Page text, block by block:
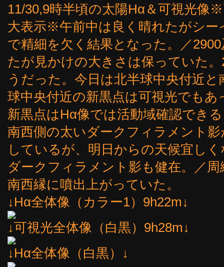
11/30,9時半頃の太陽Hα＆可視光像
大表示※午前中は良く晴れたがシー
で精細を欠く結果となった。／
たが見かけの大きさは保っていた
うだった。今日は北半球中央付近
球中央付近の新黒点は可視光でも
新黒点はHα像では活動域確認でき
南西側の太いダークフィラメント
しているが、明日からの天候宜し
ダークフィラメント影も健在。／
南西縁に噴出上がっていた。
↓Hα全体像（カラー1）9h22m↓
↓可視光全体像（白黒）9h28m↓
↓Hα全体像（白黒）↓